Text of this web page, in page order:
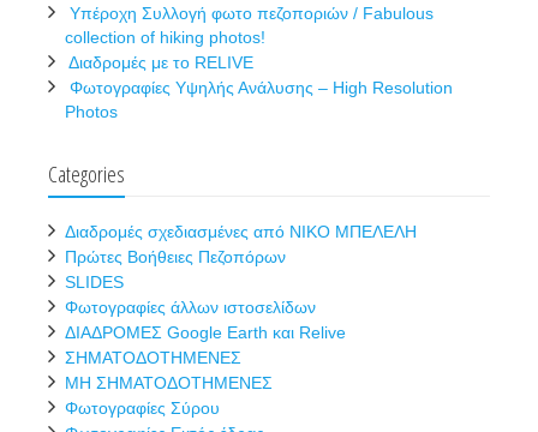
Υπέροχη Συλλογή φωτο πεζοποριών / Fabulous
collection of hiking photos!
Διαδρομές με το RELIVE
Φωτογραφίες Υψηλής Ανάλυσης – High Resolution
Photos
Categories
Διαδρομές σχεδιασμένες από ΝΙΚΟ ΜΠΕΛΕΛΗ
Πρώτες Βοήθειες Πεζοπόρων
SLIDES
Φωτογραφίες άλλων ιστοσελίδων
ΔΙΑΔΡΟΜΕΣ Google Earth και Relive
ΣΗΜΑΤΟΔΟΤΗΜΕΝΕΣ
ΜΗ ΣΗΜΑΤΟΔΟΤΗΜΕΝΕΣ
Φωτογραφίες Σύρου